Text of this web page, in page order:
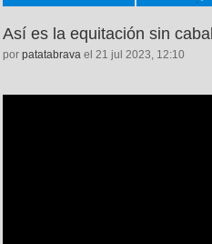
Así es la equitación sin
por patatabrava el 21 jul 2023, 12:10